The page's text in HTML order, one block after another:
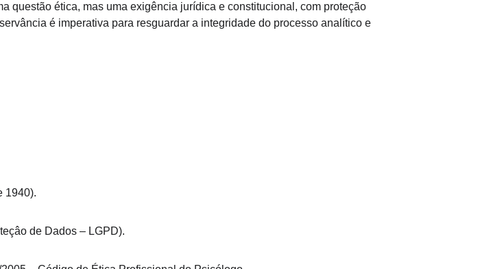
questão ética, mas uma exigência jurídica e constitucional, com proteção
é imperativa para resguardar a integridade do processo analítico e
1940).
de Dados – LGPD).